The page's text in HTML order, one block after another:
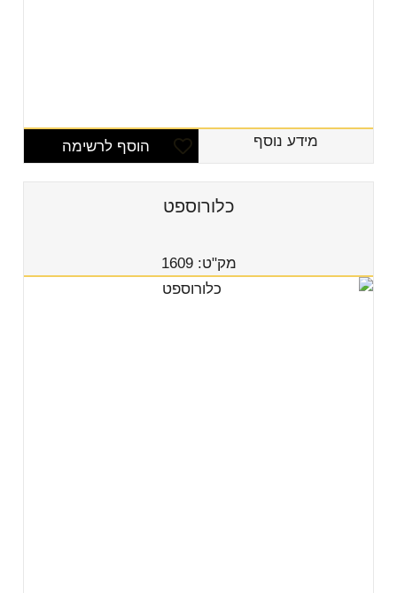
מידע נוסף הוסף לרשימה
כלורוספט
מק"ט: 1609